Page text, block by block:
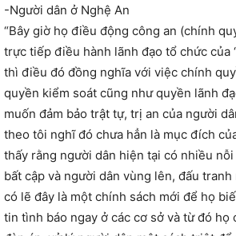
-Người dân ở Nghệ An
“Bây giờ họ điều động công an (chính
trực tiếp điều hành lãnh đạo tổ chức của
thì điều đó đồng nghĩa với việc chính
quyền kiểm soát cũng như quyền lãnh
muốn đảm bảo trật tự, trị an của người
theo tôi nghĩ đó chưa hẳn là mục đích
thấy rằng người dân hiện tại có nhiều nỗi
bất cập và người dân vùng lên, đấu
có lẽ đây là một chính sách mới để họ
tin tình báo ngay ở các cơ sở và từ đó họ